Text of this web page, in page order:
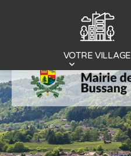
VOTRE VILLAGE